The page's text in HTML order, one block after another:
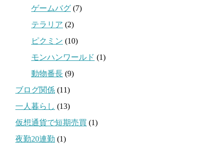
ゲームバグ (7)
テラリア (2)
ピクミン (10)
モンハンワールド (1)
動物番長 (9)
ブログ関係 (11)
一人暮らし (13)
仮想通貨で短期売買 (1)
夜勤20連勤 (1)